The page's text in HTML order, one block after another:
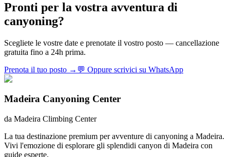
Pronti per la vostra avventura di
canyoning?
Scegliete le vostre date e prenotate il vostro posto — cancellazione
gratuita fino a 24h prima.
Prenota il tuo posto → 💬 Oppure scrivici su WhatsApp
Madeira Canyoning Center
da Madeira Climbing Center
La tua destinazione premium per avventure di canyoning a Madeira.
Vivi l'emozione di esplorare gli splendidi canyon di Madeira con
guide esperte.